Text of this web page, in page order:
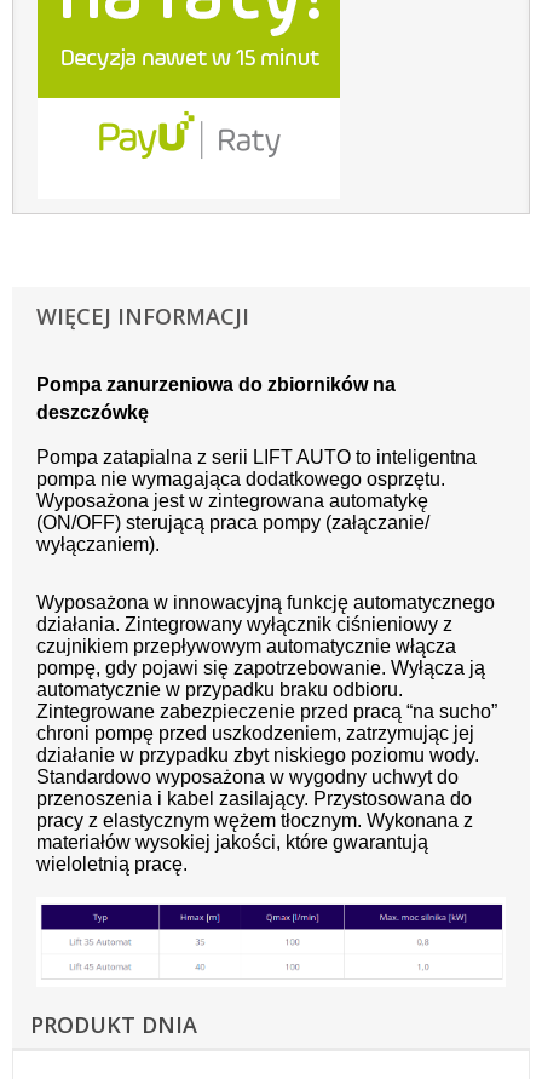
WIĘCEJ INFORMACJI
Pompa zanurzeniowa do zbiorników na
deszczówkę
Pompa zatapialna z serii LIFT AUTO to inteligentna
pompa nie wymagająca dodatkowego osprzętu.
Wyposażona jest w zintegrowana automatykę
(ON/OFF) sterującą praca pompy (załączanie/
wyłączaniem).
Wyposażona w innowacyjną funkcję automatycznego
działania. Zintegrowany wyłącznik ciśnieniowy z
czujnikiem przepływowym automatycznie włącza
pompę, gdy pojawi się zapotrzebowanie. Wyłącza ją
automatycznie w przypadku braku odbioru.
Zintegrowane zabezpieczenie przed pracą “na sucho”
chroni pompę przed uszkodzeniem, zatrzymując jej
działanie w przypadku zbyt niskiego poziomu wody.
Standardowo wyposażona w wygodny uchwyt do
przenoszenia i kabel zasilający. Przystosowana do
pracy z elastycznym wężem tłocznym. Wykonana z
materiałów wysokiej jakości, które gwarantują
wieloletnią pracę.
PRODUKT DNIA